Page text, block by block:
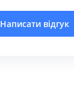
Написати відгук